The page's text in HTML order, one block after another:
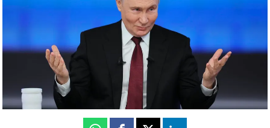
Tania Taboada
Publicado: 13 de septiembre de 2025, 13:00